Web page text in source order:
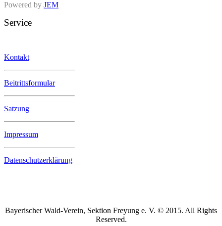
Powered by JEM
Service
Kontakt
Beitrittsformular
Satzung
Impressum
Datenschutzerklärung
Bayerischer Wald-Verein, Sektion Freyung e. V. © 2015. All Rights
Reserved.